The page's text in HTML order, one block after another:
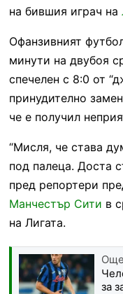
на бившия играч на
Офанзивният
минути на двубоя
спечелен с 8:0 от
принудително
че е получил
“Мисля, че става
под палеца. Доста
пред репортери
Манчестър Сити в
на Лигата.
за